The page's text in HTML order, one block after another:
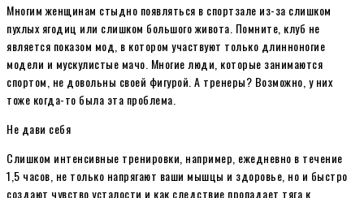
Многим женщинам стыдно появляться в спортзале из-за слишком
пухлых ягодиц или слишком большого живота. Помните, клуб не
является показом мод, в котором участвуют только длинноногие
модели и мускулистые мачо. Многие люди, которые занимаются
спортом, не довольны своей фигурой. А тренеры? Возможно, у них
тоже когда-то была эта проблема.
Не дави себя
Слишком интенсивные тренировки, например, ежедневно в течение
1,5 часов, не только напрягают ваши мышцы и здоровье, но и быстро
создают чувство усталости и как следствие пропадает тяга к